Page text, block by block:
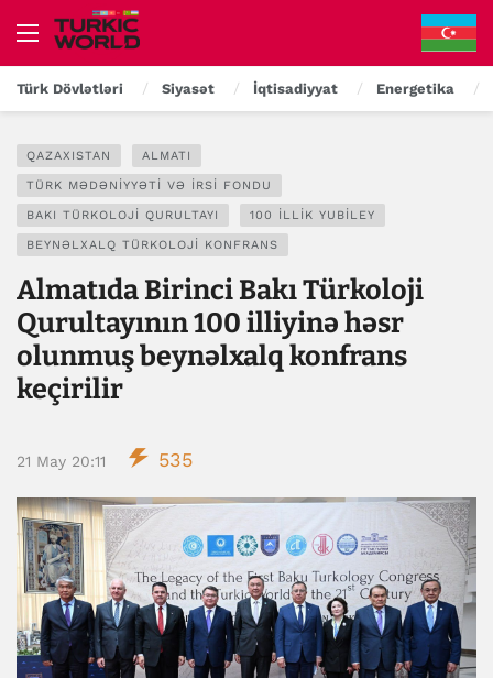
Türk Dövlətləri Siyasət İqtisadiyyat Energetika
QAZAXISTAN ALMATI
TÜRK MƏDƏNIYYƏTI VƏ İRSI FONDU
BAKI TÜRKOLOJI QURULTAYI 100 ILLIK YUBILEY
BEYNƏLXALQ TÜRKOLOJI KONFRANS
Almatıda Birinci Bakı Türkoloji
Qurultayının 100 illiyinə həsr
olunmuş beynəlxalq konfrans
keçirilir
21 May 20:11 535